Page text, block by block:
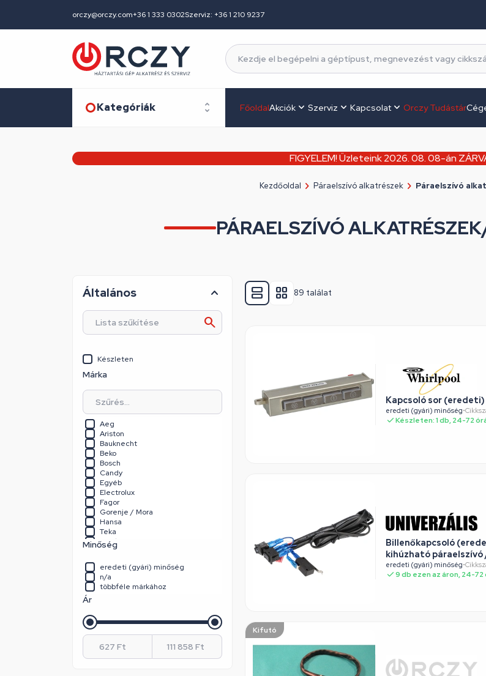
orczy@orczy.com+36 1 333 0302Szerviz: +36 1 210 9237
Kategóriák FőoldalAkciók Szerviz Kapcsolat Orczy Tudástár
FIGYELEM! Üzleteink 2026. 08. 08-án
Kezdőoldal Páraelszívó alkatrészek Páraelszívó
PÁRAELSZÍVÓ
89 találat
Kapcsoló sor (eredeti)
eredeti (gyári) minőség•
Készleten: 1 db, 24-72
Billenőkapcsoló
kihúzható páraelszívó /
eredeti (gyári) minőség•
9 db ezen az áron, 24-
Kifutó
Általános
Készleten
Márka
Aeg
Ariston
Bauknecht
Beko
Bosch
Candy
Egyéb
Electrolux
Fagor
Gorenje / Mora
Hansa
Teka
Vinchi
Whirlpool
Zanussi
Minőség
eredeti (gyári) minőség
n/a
többféle márkához
Ár